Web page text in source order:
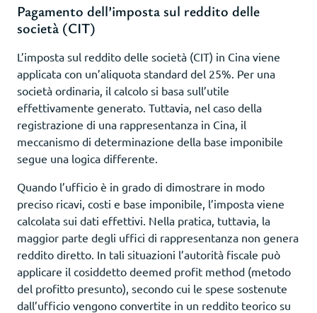
Pagamento dell’imposta sul reddito delle
società (CIT)
L’imposta sul reddito delle società (CIT) in Cina viene
applicata con un’aliquota standard del 25%. Per una
società ordinaria, il calcolo si basa sull’utile
effettivamente generato. Tuttavia, nel caso della
registrazione di una rappresentanza in Cina, il
meccanismo di determinazione della base imponibile
segue una logica differente.
Quando l’ufficio è in grado di dimostrare in modo
preciso ricavi, costi e base imponibile, l’imposta viene
calcolata sui dati effettivi. Nella pratica, tuttavia, la
maggior parte degli uffici di rappresentanza non genera
reddito diretto. In tali situazioni l’autorità fiscale può
applicare il cosiddetto deemed profit method (metodo
del profitto presunto), secondo cui le spese sostenute
dall’ufficio vengono convertite in un reddito teorico su